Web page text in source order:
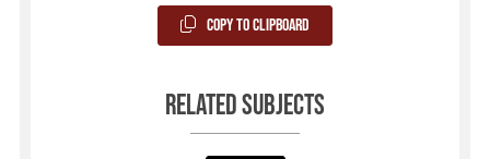
Copy to Clipboard
Related subjects